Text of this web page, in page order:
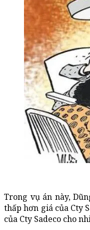
Trong vụ án này,
thấp hơn giá của Cty
của Cty Sadeco cho